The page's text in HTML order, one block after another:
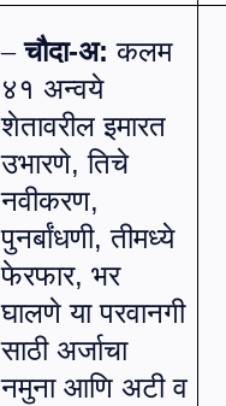
– चौदा-अ: कलम
४१ अन्वये
शेतावरील इमारत
उभारणे, तिचे
नवीकरण,
पुनर्बांधणी,तीमध्ये
फेरफार, भर
घालणे या परवानगी
साठी अर्जाचा
नमुना आणि अटी व